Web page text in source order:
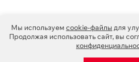
Мы используем cookie-файлы для
Продолжая использовать сайт, вы